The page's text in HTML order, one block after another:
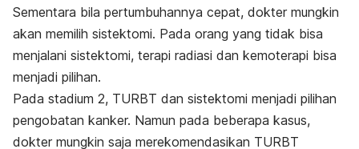
Sementara bila pertumbuhannya cepat, dokter mungkin
akan memilih sistektomi. Pada orang yang tidak bisa
menjalani sistektomi, terapi radiasi dan kemoterapi bisa
menjadi pilihan.
Pada stadium 2, TURBT dan sistektomi menjadi pilihan
pengobatan kanker. Namun pada beberapa kasus,
dokter mungkin saja merekomendasikan TURBT